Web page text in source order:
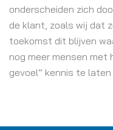
onderscheiden zich
de klant, zoals wij dat
toekomst dit blijven
nog meer mensen met
gevoel” kennis te laten